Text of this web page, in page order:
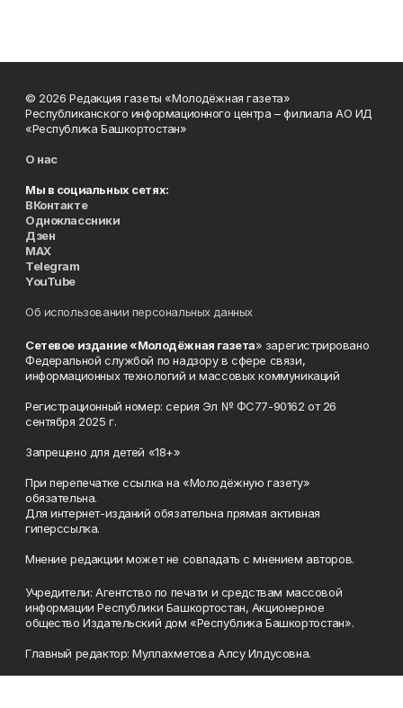
© 2026 Редакция газеты «Молодёжная газета»
Республиканского информационного центра – филиала АО ИД
«Республика Башкортостан»
О нас
Мы в социальных сетях:
ВКонтакте
Одноклассники
Дзен
MAX
Telegram
YouTube
Об использовании персональных данных
Сетевое издание «Молодёжная газета» зарегистрировано
Федеральной службой по надзору в сфере связи,
информационных технологий и массовых коммуникаций
Регистрационный номер: серия Эл № ФС77-90162 от 26
сентября 2025 г.
Запрещено для детей «18+»
При перепечатке ссылка на «Молодёжную газету»
обязательна.
Для интернет-изданий обязательна прямая активная
гиперссылка.
Мнение редакции может не совпадать с мнением авторов.
Учредители: Агентство по печати и средствам массовой
информации Республики Башкортостан, Акционерное
общество Издательский дом «Республика Башкортостан».
Главный редактор: Муллахметова Алсу Илдусовна.